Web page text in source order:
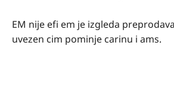
EM nije efi em je izgleda
uvezen cim pominje carinu i ams.